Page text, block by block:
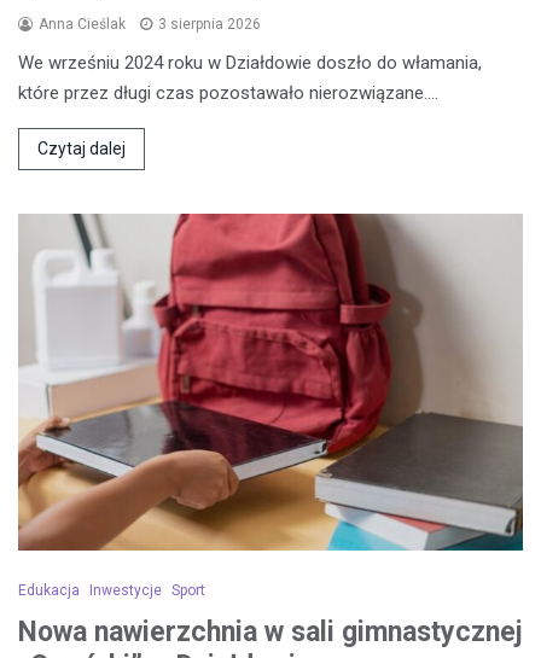
Anna Cieślak 3 sierpnia 2026
We wrześniu 2024 roku w Działdowie doszło do włamania,
które przez długi czas pozostawało nierozwiązane.…
Czytaj dalej
Edukacja Inwestycje Sport
Nowa nawierzchnia w sali gimnastycznej